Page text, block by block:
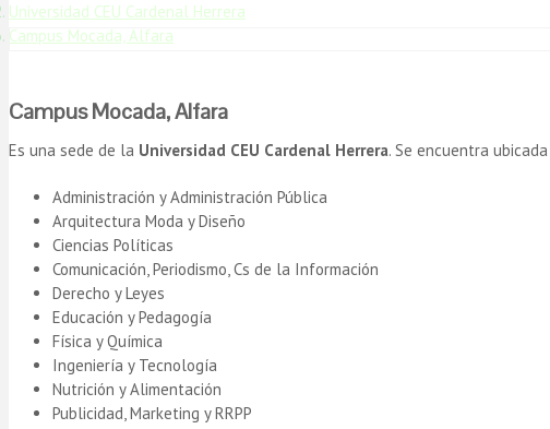
Universidad CEU Cardenal Herrera
Campus Mocada, Alfara
Campus Mocada, Alfara
Es una sede de la Universidad CEU Cardenal Herrera. Se encuentra
Administración y Administración Pública
Arquitectura Moda y Diseño
Ciencias Políticas
Comunicación, Periodismo, Cs de la Información
Derecho y Leyes
Educación y Pedagogía
Física y Química
Ingeniería y Tecnología
Nutrición y Alimentación
Publicidad, Marketing y RRPP